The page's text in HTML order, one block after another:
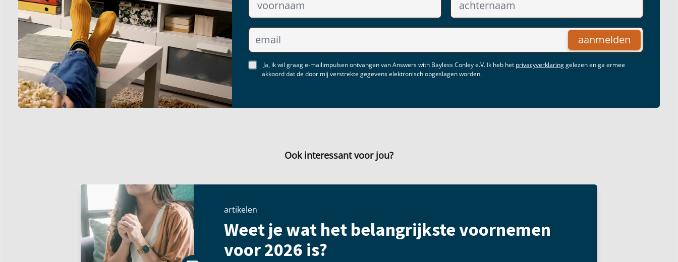
aanmelden
Ja, ik wil graag e-mailimpulsen ontvangen van Answers with Bayless Conley e.V. Ik heb het privacyverklaringgelezen en ga ermee
akkoord dat de door mij verstrekte gegevens elektronisch opgeslagen worden.
Ook interessant voor jou?
artikelen
Weet je wat het belangrijkste voornemen
voor 2026 is?